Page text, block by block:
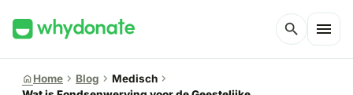
search menu
homeHome chevron_right Blog chevron_right Medisch chevron_right